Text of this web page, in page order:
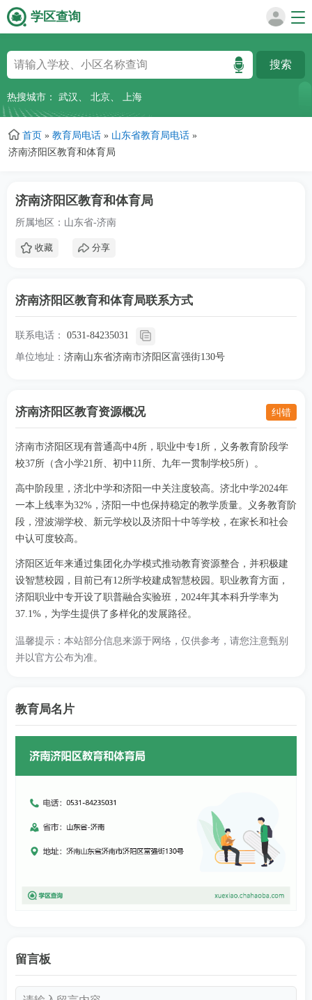
到
主
要
容
学区查询
热搜城市： 武汉 、 北京、 上海
首页 » 教育局电话 » 山东省教育局电话 »
济南济阳区教育和体育局
济南济阳区教育和体育局
所属地区：山东省-济南
收藏 分享
济南济阳区教育和体育局联系方式
联系电话： 0531-84235031
单位地址： 济南山东省济南市济阳区富强街130号
济南济阳区教育资源概况 纠错
济南市济阳区现有普通高中4所，职业中专1所，义务教育阶段学
校37所（含小学21所、初中11所、九年一贯制学校5所）。
高中阶段里，济北中学和济阳一中关注度较高。济北中学2024年
一本上线率为32%，济阳一中也保持稳定的教学质量。义务教育阶
段，澄波湖学校、新元学校以及济阳十中等学校，在家长和社会
中认可度较高。
济阳区近年来通过集团化办学模式推动教育资源整合，并积极建
设智慧校园，目前已有12所学校建成智慧校园。职业教育方面，
济阳职业中专开设了职普融合实验班，2024年其本科升学率为
37.1%，为学生提供了多样化的发展路径。
温馨提示：本站部分信息来源于网络，仅供参考，请您注意甄别
并以官方公布为准。
教育局名片
留言板